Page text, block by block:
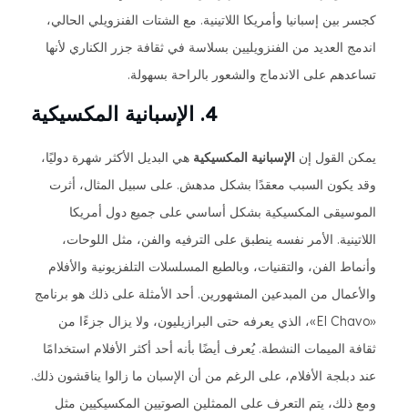
كجسر بين إسبانيا وأمريكا اللاتينية. مع الشتات الفنزويلي الحالي،
اندمج العديد من الفنزويليين بسلاسة في ثقافة جزر الكناري لأنها
تساعدهم على الاندماج والشعور بالراحة بسهولة.
4. الإسبانية المكسيكية
يمكن القول إن الإسبانية المكسيكية هي البديل الأكثر شهرة دوليًا،
وقد يكون السبب معقدًا بشكل مدهش. على سبيل المثال، أثرت
الموسيقى المكسيكية بشكل أساسي على جميع دول أمريكا
اللاتينية. الأمر نفسه ينطبق على الترفيه والفن، مثل اللوحات،
وأنماط الفن، والتقنيات، وبالطبع المسلسلات التلفزيونية والأفلام
والأعمال من المبدعين المشهورين. أحد الأمثلة على ذلك هو برنامج
«El Chavo»، الذي يعرفه حتى البرازيليون، ولا يزال جزءًا من
ثقافة الميمات النشطة. يُعرف أيضًا بأنه أحد أكثر الأفلام استخدامًا
عند دبلجة الأفلام، على الرغم من أن الإسبان ما زالوا يناقشون ذلك.
ومع ذلك، يتم التعرف على الممثلين الصوتيين المكسيكيين مثل